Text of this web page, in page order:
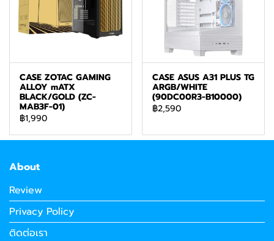
CASE ZOTAC GAMING
ALLOY mATX
BLACK/GOLD (ZC-
MAB3F-01)
฿1,990
CASE ASUS A31 PLUS TG
ARGB/WHITE
(90DC00R3-B10000)
฿2,590
About
Review
Privacy Policy
ติดต่อเรา